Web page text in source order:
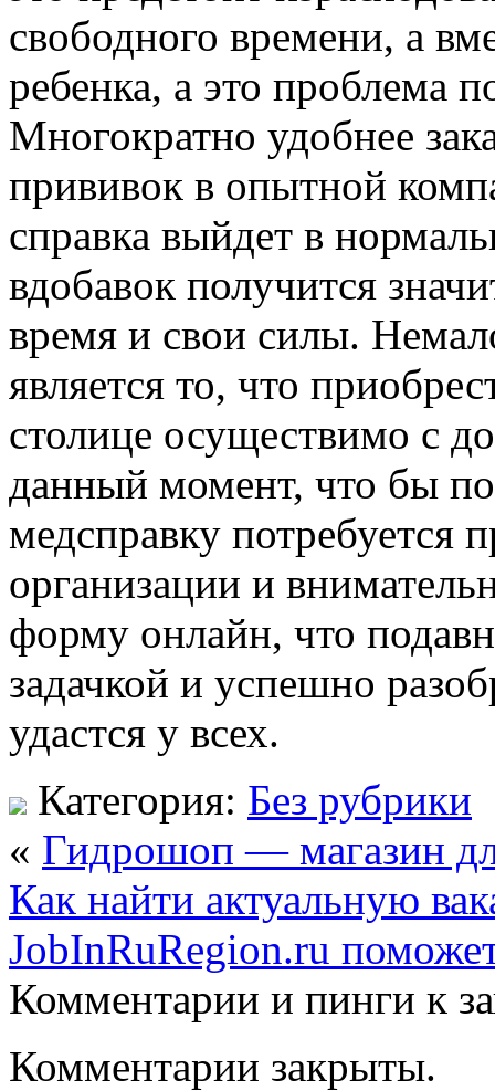
свободного времени, а
ребенка, а это проблема
Многократно удобнее
прививок в опытной
справка выйдет в
вдобавок получится
время и свои силы.
является то, что
столице осуществимо с
данный момент, что бы
медсправку потребуется
организации и
форму онлайн, что
задачкой и успешно
удастся у всех.
Категория: Без рубрики
« Гидрошоп — магазин
Как найти актуальную
JobInRuRegion.ru
Комментарии и пинги к
Комментарии закрыты.